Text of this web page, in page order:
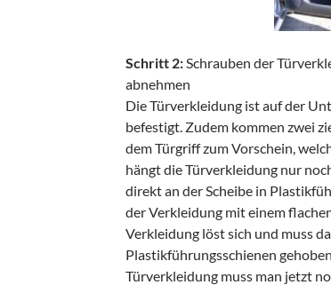
Schritt 2:Schrauben der
abnehmen
Die Türverkleidung ist auf der
befestigt. Zudem kommen zwei
dem Türgriff zum Vorschein,
hängt die Türverkleidung nur
direkt an der Scheibe in
der Verkleidung mit einem
Verkleidung löst sich und muss
Plastikführungsschienen
Türverkleidung muss man jetzt